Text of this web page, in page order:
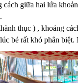
giữa hai lứa
thục ) , khoảng
bé rất khó phân